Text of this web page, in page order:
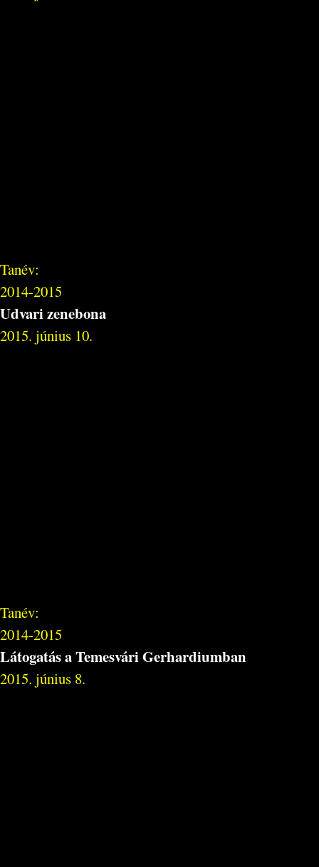
Tanév:
2014-2015
Udvari zenebona
2015. június 10.
Tanév:
2014-2015
Látogatás a Temesvári Gerhardiumban
2015. június 8.